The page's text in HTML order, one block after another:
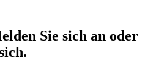
Sie sich an oder